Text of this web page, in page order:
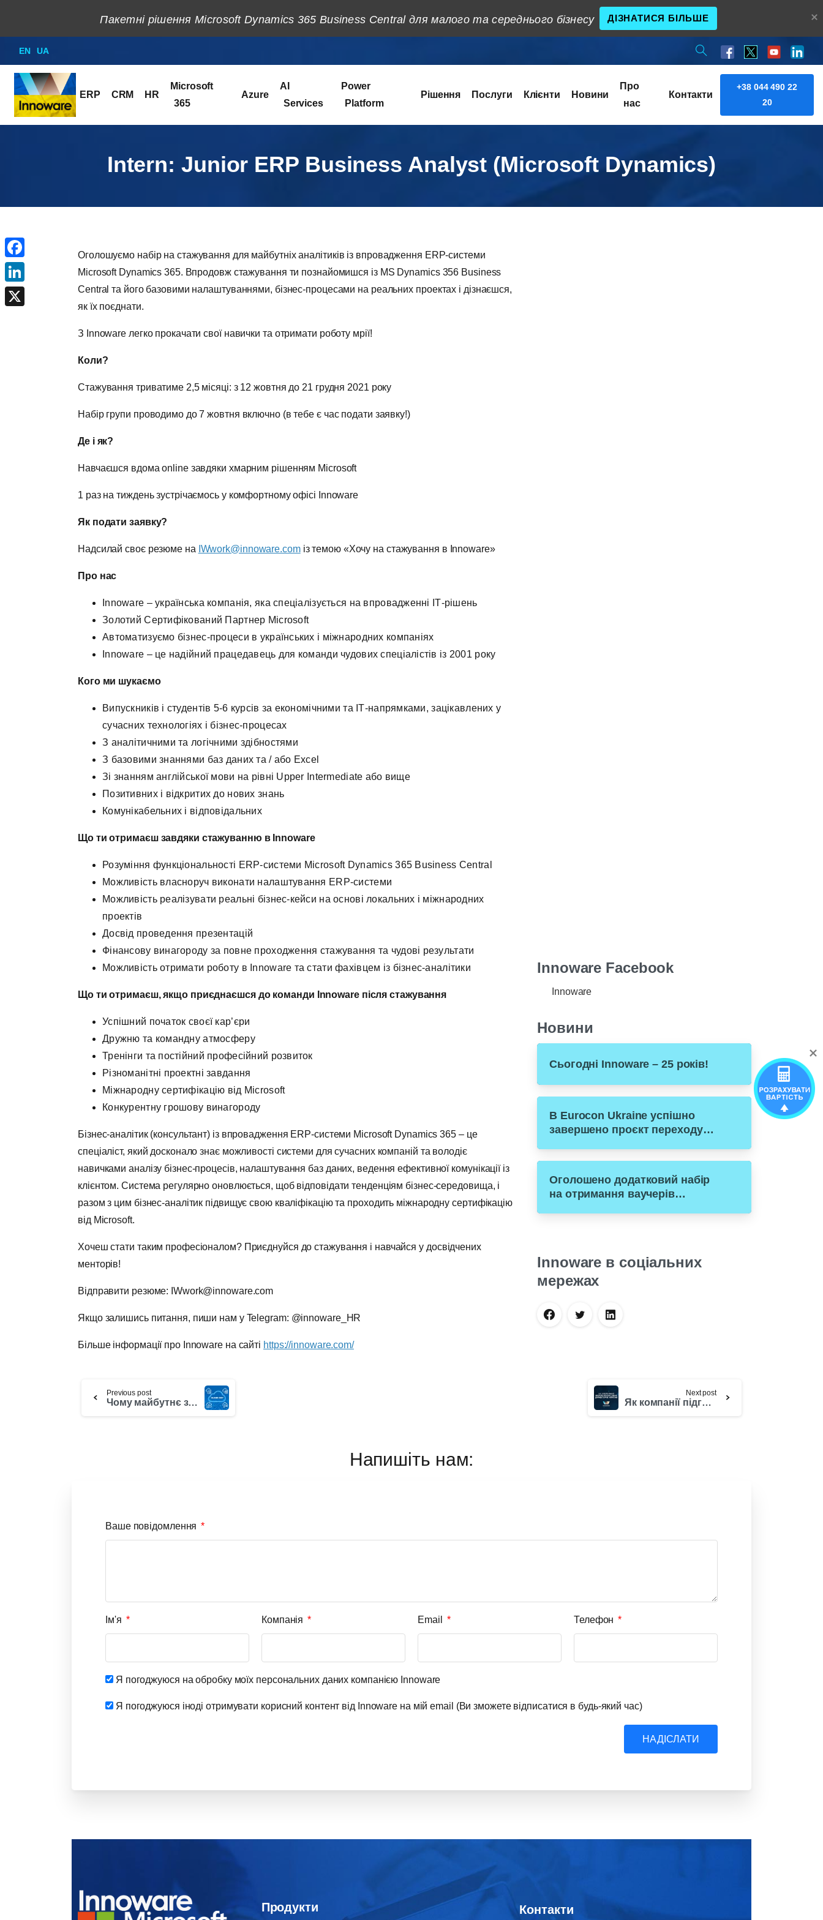
EN UA
ERP CRM HR
Microsoft
365
Azure
AI
Services
Power
Platform
Рішення Послуги Клієнти Новини
Про
нас
Контакти
+38 044 490 22
20
Intern: Junior ERP Business Analyst (Microsoft Dynamics)
Оголошуємо набір на стажування для майбутніх аналітиків із впровадження ERP-системи
Microsoft Dynamics 365. Впродовж стажування ти познайомишся із MS Dynamics 356 Business
Central та його базовими налаштуваннями, бізнес-процесами на реальних проектах і дізнаєшся,
як їх поєднати.
З Innoware легко прокачати свої навички та отримати роботу мрії!
Коли?
Стажування триватиме 2,5 місяці: з 12 жовтня до 21 грудня 2021 року
Набір групи проводимо до 7 жовтня включно (в тебе є час подати заявку!)
Де і як?
Навчаєшся вдома online завдяки хмарним рішенням Microsoft
1 раз на тиждень зустрічаємось у комфортному офісі Innoware
Як подати заявку?
Надсилай своє резюме на IWwork@innoware.comіз темою «Хочу на стажування в Innoware»
Про нас
Innoware – українська компанія, яка спеціалізується на впровадженні ІТ-рішень
Золотий Сертифікований Партнер Microsoft
Автоматизуємо бізнес-процеси в українських і міжнародних компаніях
Innoware – це надійний працедавець для команди чудових спеціалістів із 2001 року
Кого ми шукаємо
Випускників і студентів 5-6 курсів за економічними та ІТ-напрямками, зацікавлених у
сучасних технологіях і бізнес-процесах
З аналітичними та логічними здібностями
З базовими знаннями баз даних та / або Excel
Зі знанням англійської мови на рівні Upper Intermediate або вище
Позитивних і відкритих до нових знань
Комунікабельних і відповідальних
Що ти отримаєш завдяки стажуванню в Innoware
Розуміння функціональності ERP-системи Microsoft Dynamics 365 Business Central
Можливість власноруч виконати налаштування ERP-системи
Можливість реалізувати реальні бізнес-кейси на основі локальних і міжнародних
проектів
Досвід проведення презентацій
Фінансову винагороду за повне проходження стажування та чудові результати
Можливість отримати роботу в Innoware та стати фахівцем із бізнес-аналітики
Що ти отримаєш, якщо приєднаєшся до команди Innowareпісля стажування
Успішний початок своєї кар’єри
Дружню та командну атмосферу
Тренінги та постійний професійний розвиток
Різноманітні проектні завдання
Міжнародну сертифікацію від Microsoft
Конкурентну грошову винагороду
Бізнес-аналітик (консультант) із впровадження ERP-системи Microsoft Dynamics 365 – це
спеціаліст, який досконало знає можливості системи для сучасних компаній та володіє
навичками аналізу бізнес-процесів, налаштування баз даних, ведення ефективної комунікації із
клієнтом. Система регулярно оновлюється, щоб відповідати тенденціям бізнес-середовища, і
разом з цим бізнес-аналітик підвищує свою кваліфікацію та проходить міжнародну сертифікацію
від Microsoft.
Хочеш стати таким професіоналом? Приєднуйся до стажування і навчайся у досвідчених
менторів!
Відправити резюме: IWwork@innoware.com
Якщо залишись питання, пиши нам у Telegram: @innoware_HR
Більше інформації про Innoware на сайті https://innoware.com/
Innoware Facebook
Innoware
Новини
Сьогодні Innoware – 25 років!
В Eurocon Ukraine успішно
завершено проєкт переходу з
Business Central
Оголошено додатковий набір
на отримання ваучерів
Business Central
Innoware в соціальних
мережах
Previous post
Чому майбутнє за хмарними ERP рішеннями?
Next post
Як компанії підготуватися до цифрової трансформації в умовах мінливого бізнес-середовища
Напишіть нам:
Ваше повідомлення
Ім'я Компанія Email Телефон
Я погоджуюся на обробку моїх персональних даних компанією Innoware
Я погоджуюся іноді отримувати корисний контент від Innoware на мій email (Ви зможете відписатися в будь-який час)
НАДІСЛАТИ
Продукти Контакти
Пакетні рішення Microsoft Dynamics 365 Business Central для малого та середнього бізнесу ДІЗНАТИСЯ БІЛЬШЕ
Facebook
LinkedIn